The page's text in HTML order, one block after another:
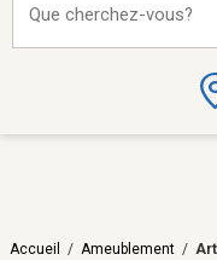
Que cherchez-vous?
Accueil / Ameublement /